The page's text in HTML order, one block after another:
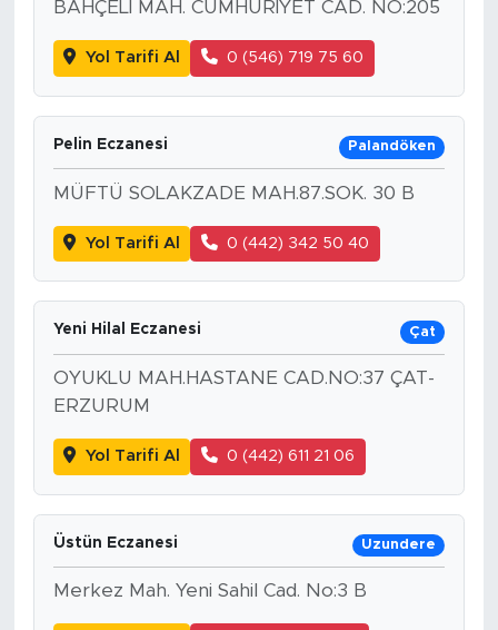
BAHÇELİ MAH. CUMHURİYET CAD. NO:205
Yol Tarifi Al 0 (546) 719 75 60
Pelin Eczanesi Palandöken
MÜFTÜ SOLAKZADE MAH.87.SOK. 30 B
Yol Tarifi Al 0 (442) 342 50 40
Yeni Hilal Eczanesi Çat
OYUKLU MAH.HASTANE CAD.NO:37 ÇAT-
ERZURUM
Yol Tarifi Al 0 (442) 611 21 06
Üstün Eczanesi Uzundere
Merkez Mah. Yeni Sahil Cad. No:3 B